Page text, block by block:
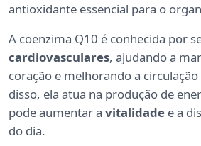
antioxidante essencial para o
A coenzima Q10 é conhecida por
cardiovasculares, ajudando a
coração e melhorando a
disso, ela atua na produção de
pode aumentar a vitalidade e a
do dia.